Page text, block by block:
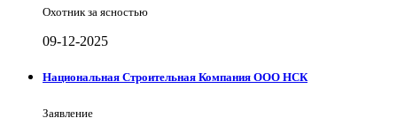
Охотник за ясностью
09-12-2025
Национальная Строительная Компания ООО НСК
Заявление